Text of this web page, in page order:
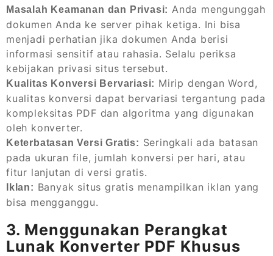
Masalah Keamanan dan Privasi: Anda mengunggah
dokumen Anda ke server pihak ketiga. Ini bisa
menjadi perhatian jika dokumen Anda berisi
informasi sensitif atau rahasia. Selalu periksa
kebijakan privasi situs tersebut.
Kualitas Konversi Bervariasi: Mirip dengan Word,
kualitas konversi dapat bervariasi tergantung pada
kompleksitas PDF dan algoritma yang digunakan
oleh konverter.
Keterbatasan Versi Gratis: Seringkali ada batasan
pada ukuran file, jumlah konversi per hari, atau
fitur lanjutan di versi gratis.
Iklan: Banyak situs gratis menampilkan iklan yang
bisa mengganggu.
3. Menggunakan Perangkat
Lunak Konverter PDF Khusus